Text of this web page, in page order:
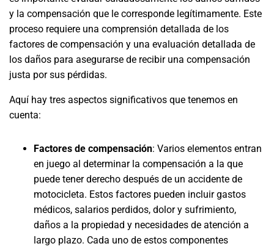
y la compensación que le corresponde legítimamente. Este
proceso requiere una comprensión detallada de los
factores de compensación y una evaluación detallada de
los daños para asegurarse de recibir una compensación
justa por sus pérdidas.
Aquí hay tres aspectos significativos que tenemos en
cuenta:
Factores de compensación: Varios elementos entran
en juego al determinar la compensación a la que
puede tener derecho después de un accidente de
motocicleta. Estos factores pueden incluir gastos
médicos, salarios perdidos, dolor y sufrimiento,
daños a la propiedad y necesidades de atención a
largo plazo. Cada uno de estos componentes